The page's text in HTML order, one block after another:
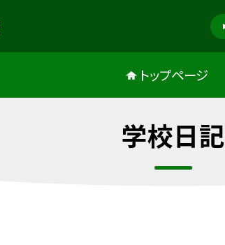
トップページ
学校日記